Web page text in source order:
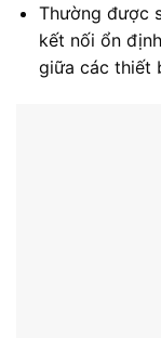
Thường được
kết nối ổn
giữa các thiết